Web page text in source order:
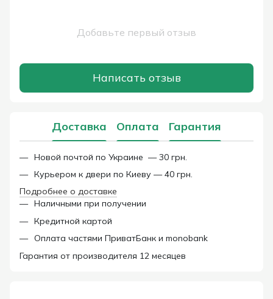
Добавьте первый отзыв
Написать отзыв
Доставка Оплата Гарантия
Новой почтой по Украине — 30 грн.
Курьером к двери по Киеву — 40 грн.
Подробнее о доставке
Наличными при получении
Кредитной картой
Оплата частями ПриватБанк и monobank
Гарантия от производителя 12 месяцев